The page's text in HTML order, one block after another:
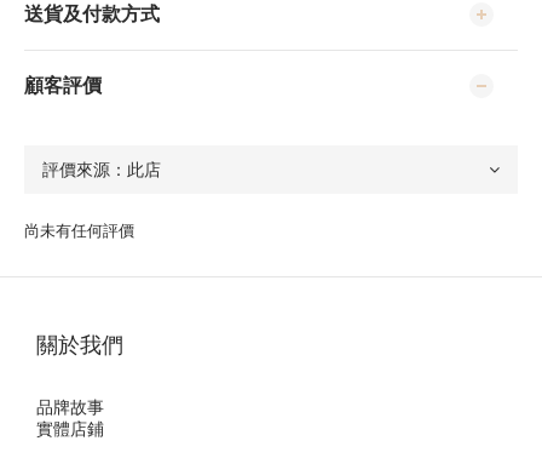
送貨及付款方式
顧客評價
尚未有任何評價
關於我們
品牌故事
實體店鋪